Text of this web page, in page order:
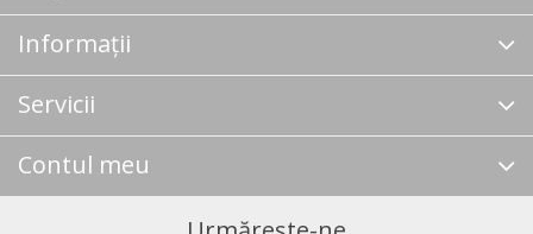
Informații
Servicii
Contul meu